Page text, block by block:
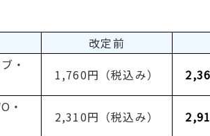
改定前
・
1,760円（税込み）
・
2,310円（税込み）